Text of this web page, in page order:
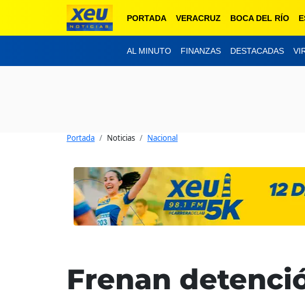
PORTADA VERACRUZ BOCA DEL RÍO
AL MINUTO FINANZAS DESTACADAS
Portada Noticias Nacional
Frenan